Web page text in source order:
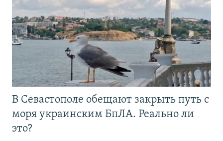
В Севастополе обещают закрыть путь с
моря украинским БпЛА. Реально ли
это?